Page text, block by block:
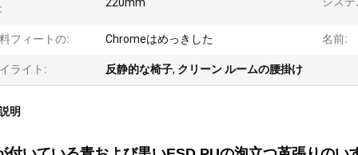
フィートの: Chromeはめっきした 名前:
ライト: 反静的な椅子, クリーン ルームの腰掛け
明